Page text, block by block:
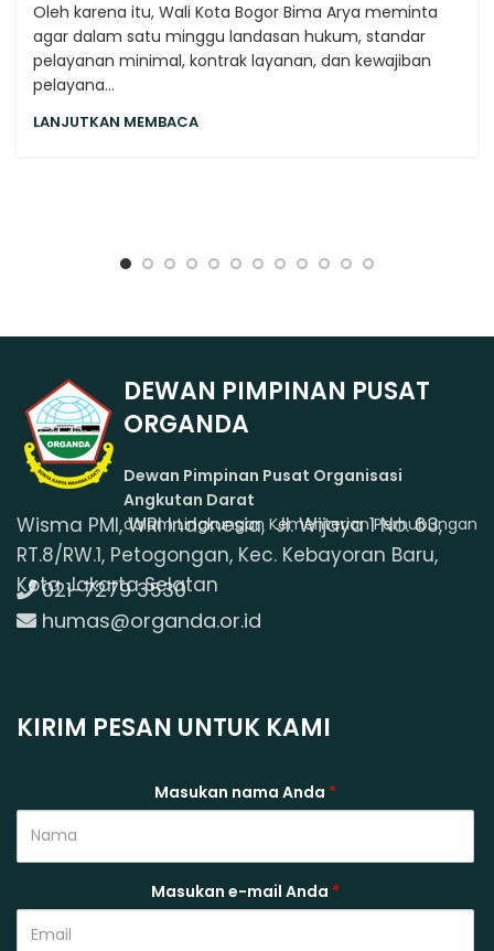
Oleh karena itu, Wali Kota Bogor Bima Arya meminta
agar dalam satu minggu landasan hukum, standar
pelayanan minimal, kontrak layanan, dan kewajiban
pelayana...
LANJUTKAN MEMBACA
DEWAN PIMPINAN PUSAT
ORGANDA
Dewan Pimpinan Pusat Organisasi
Angkutan Darat
dalam Lingkungan Kementerian Perhubungan
Wisma PMI, WRI Indonesia, Jl. Wijaya 1 No. 63,
RT.8/RW.1, Petogongan, Kec. Kebayoran Baru,
Kota Jakarta Selatan
021-7279 3530
humas@organda.or.id
KIRIM PESAN UNTUK KAMI
Masukan nama Anda *
Masukan e-mail Anda *